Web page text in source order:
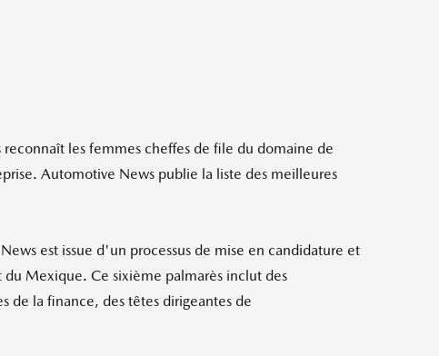
les femmes cheffes de file du domaine de
Automotive News publie la liste des meilleures
est issue d'un processus de mise en candidature et
du Mexique. Ce sixième palmarès inclut des
de la finance, des têtes dirigeantes de